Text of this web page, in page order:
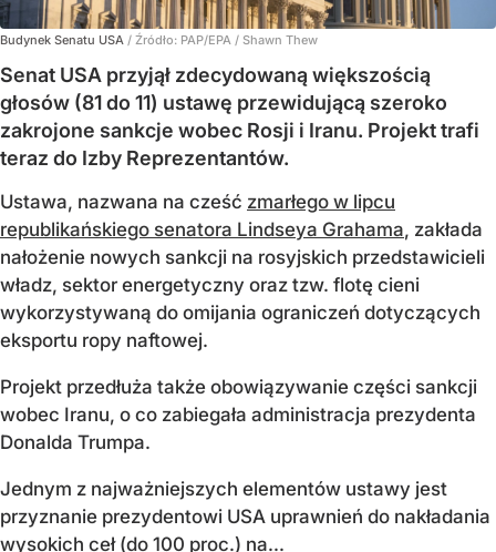
Budynek Senatu USA / Źródło: PAP/EPA / Shawn Thew
Senat USA przyjął zdecydowaną większością
głosów (81 do 11) ustawę przewidującą szeroko
zakrojone sankcje wobec Rosji i Iranu. Projekt trafi
teraz do Izby Reprezentantów.
Ustawa, nazwana na cześć zmarłego w lipcu
republikańskiego senatora Lindseya Grahama, zakłada
nałożenie nowych sankcji na rosyjskich przedstawicieli
władz, sektor energetyczny oraz tzw. flotę cieni
wykorzystywaną do omijania ograniczeń dotyczących
eksportu ropy naftowej.
Projekt przedłuża także obowiązywanie części sankcji
wobec Iranu, o co zabiegała administracja prezydenta
Donalda Trumpa.
Jednym z najważniejszych elementów ustawy jest
przyznanie prezydentowi USA uprawnień do nakładania
wysokich ceł (do 100 proc.) na...